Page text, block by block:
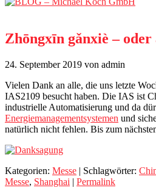
Zhōngxīn gǎnxiè –
24. September 2019 von admin
Vielen Dank an alle, die uns letzte
IAS2109 besucht haben. Die IAS ist
industrielle Automatisierung und da
Energiemanagementsystemen und
natürlich nicht fehlen. Bis zum
Kategorien: Messe | Schlagwörter:
Messe, Shanghai | Permalink